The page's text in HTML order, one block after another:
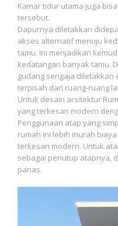
Kamar tidur utama juga
tersebut.
Dapurnya diletakkan
akses alternatif menuju
tamu. Ini menjadikan
kedatangan banyak tamu.
gudang sengaja diletakkan
terpisah dari ruang-ruang
Untuk desain arsitektur
yang terkesan modern
Penggunaan atap yang
rumah ini lebih murah
terkesan modern. Untuk
sebagai penutup atapnya,
panas.